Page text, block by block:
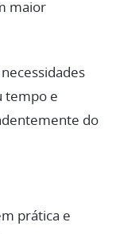
maior
tempo e
do
prática e